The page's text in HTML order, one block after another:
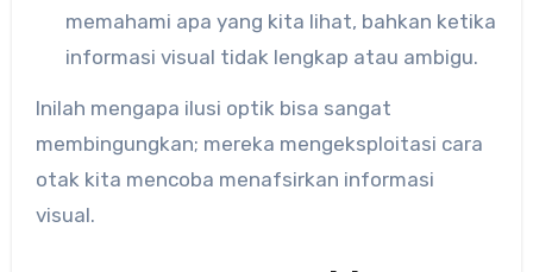
memahami apa yang kita lihat, bahkan ketika
informasi visual tidak lengkap atau ambigu.
Inilah mengapa ilusi optik bisa sangat
membingungkan; mereka mengeksploitasi cara
otak kita mencoba menafsirkan informasi
visual.